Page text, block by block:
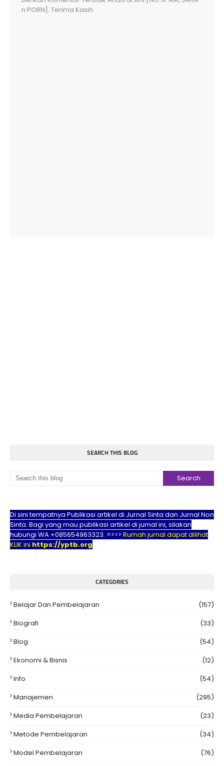
n PORN]. Terima Kasih
SEARCH THIS BLOG
Di sini tempatnya Publikasi artikel di Jurnal Sinta dan Jurnal Non
Sinta. Bagi yang mau publikasi artikel di jurnal ini, silakan
hubungi WA +085654963323. =>>> Rumah jurnal dapat dilihat
KLIK ini https://yptb.org
CATEGORIES
Belajar Dan Pembelajaran
(157)
Biografi
(33)
Blog
(54)
Ekonomi & Bisnis
(12)
Info
(54)
Manajemen
(295)
Media Pembelajaran
(23)
Metode Pembelajaran
(34)
Model Pembelajaran
(76)